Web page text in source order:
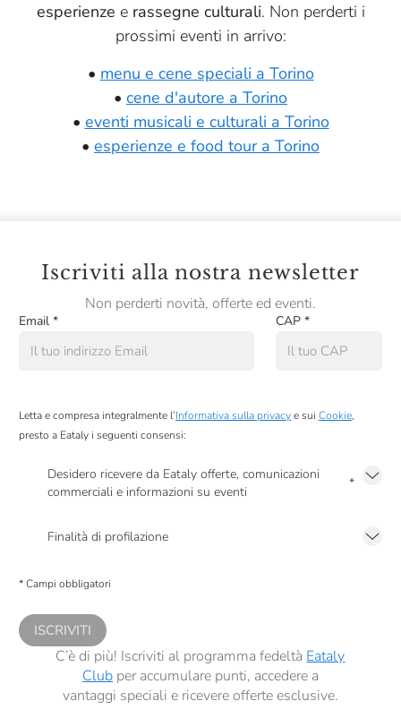
esperienze e rassegne culturali. Non perderti i
prossimi eventi in arrivo:
• menu e cene speciali a Torino
• cene d'autore a Torino
• eventi musicali e culturali a Torino
• esperienze e food tour a Torino
Iscriviti alla nostra newsletter
Non perderti novità, offerte ed eventi.
Email * CAP *
Letta e compresa integralmente l’Informativa sulla privacye sui Cookie,
presto a Eataly i seguenti consensi:
Desidero ricevere da Eataly offerte, comunicazioni
commerciali e informazioni su eventi
*
Finalità di profilazione
comunicazioni commerciali personalizzate, in caso di consenso prestato ai
* Campi obbligatori
ISCRIVITI
C’è di più! Iscriviti al programma fedeltà Eataly
Clubper accumulare punti, accedere a
vantaggi speciali e ricevere offerte esclusive.